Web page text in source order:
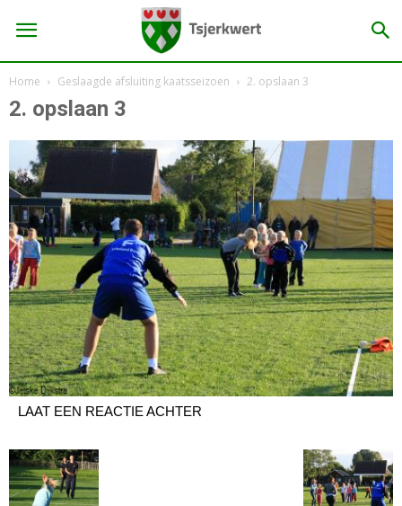
Home Geslaagde afsluiting kaatsseizoen 2. opslaan 3
2. opslaan 3
LAAT EEN REACTIE ACHTER